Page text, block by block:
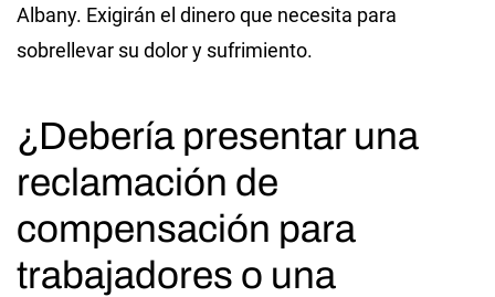
Albany. Exigirán el dinero que necesita para
sobrellevar su dolor y sufrimiento.
¿Debería presentar una
reclamación de
compensación para
trabajadores o una